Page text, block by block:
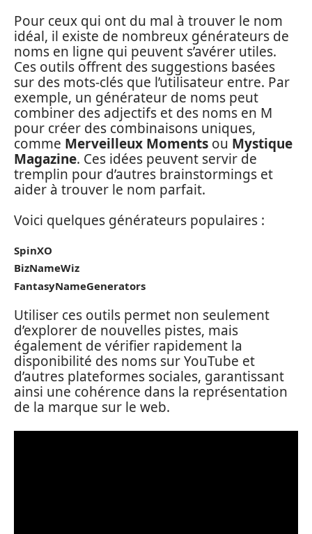
Pour ceux qui ont du mal à trouver le nom
idéal, il existe de nombreux générateurs de
noms en ligne qui peuvent s’avérer utiles.
Ces outils offrent des suggestions basées
sur des mots-clés que l’utilisateur entre. Par
exemple, un générateur de noms peut
combiner des adjectifs et des noms en M
pour créer des combinaisons uniques,
comme Merveilleux Moments ou Mystique
Magazine. Ces idées peuvent servir de
tremplin pour d’autres brainstormings et
aider à trouver le nom parfait.
Voici quelques générateurs populaires :
SpinXO
BizNameWiz
FantasyNameGenerators
Utiliser ces outils permet non seulement
d’explorer de nouvelles pistes, mais
également de vérifier rapidement la
disponibilité des noms sur YouTube et
d’autres plateformes sociales, garantissant
ainsi une cohérence dans la représentation
de la marque sur le web.